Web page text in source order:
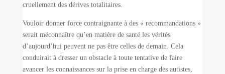
cruellement des dérives totalitaires.
Vouloir donner force contraignante à des « recommandations »
serait méconnaître qu’en matière de santé les vérités
d’aujourd’hui peuvent ne pas être celles de demain. Cela
conduirait à dresser un obstacle à toute tentative de faire
avancer les connaissances sur la prise en charge des autistes,